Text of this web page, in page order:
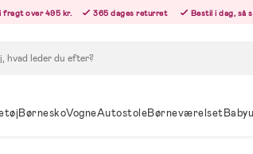
fragt over 495 kr. 365 dages returret Bestil i dag, så
BørneskoVogneAutostoleBørneværelset